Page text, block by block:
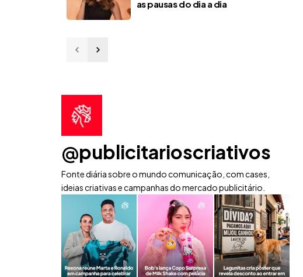
as pausas do dia a dia
@publicitarioscriativos
Fonte diária sobre o mundo comunicação, com cases,
ideias criativas e campanhas do mercado publicitário.